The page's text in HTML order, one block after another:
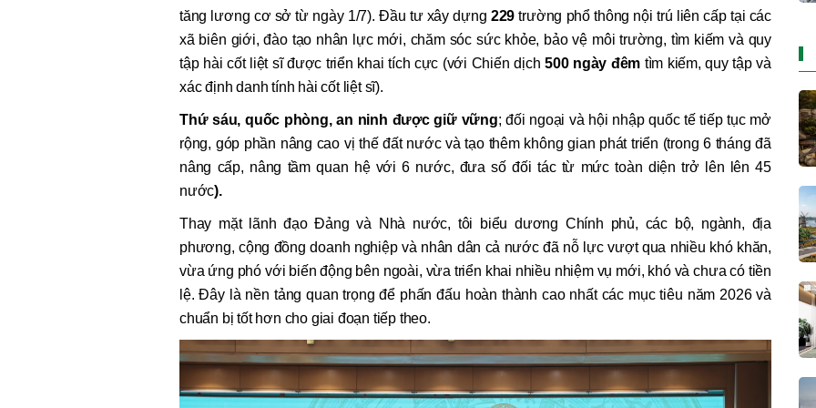
tăng lương cơ sở từ ngày 1/7). Đầu tư xây dựng 229 trường phổ thông nội trú liên cấp tại các
xã biên giới, đào tạo nhân lực mới, chăm sóc sức khỏe, bảo vệ môi trường, tìm kiếm và quy
tập hài cốt liệt sĩ được triển khai tích cực (với Chiến dịch500 ngày đêm tìm kiếm, quy tập và
xác định danh tính hài cốt liệt sĩ).
Thứ sáu, quốc phòng, an ninh được giữ vững; đối ngoại và hội nhập quốc tế tiếp tục mở
rộng, góp phần nâng cao vị thế đất nước và tạo thêm không gian phát triển (trong 6 tháng đã
nâng cấp, nâng tầm quan hệ với 6 nước, đưa số đối tác từ mức toàn diện trở lên lên 45
nước).
Thay mặt lãnh đạo Đảng và Nhà nước, tôi biểu dương Chính phủ, các bộ, ngành, địa
phương, cộng đồng doanh nghiệp và nhân dân cả nước đã nỗ lực vượt qua nhiều khó khăn,
vừa ứng phó với biến động bên ngoài, vừa triển khai nhiều nhiệm vụ mới, khó và chưa có tiền
lệ. Đây là nền tảng quan trọng để phấn đấu hoàn thành cao nhất các mục tiêu năm 2026 và
chuẩn bị tốt hơn cho giai đoạn tiếp theo.